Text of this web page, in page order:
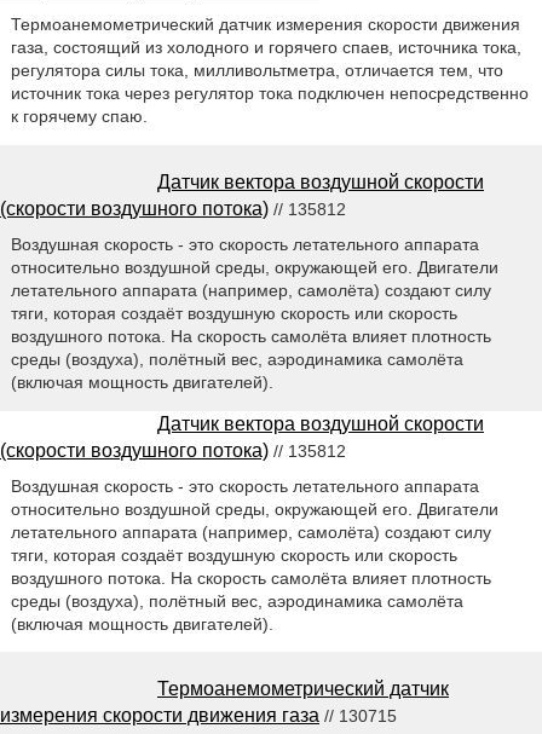
Термоанемометрический датчик измерения скорости движения
газа, состоящий из холодного и горячего спаев, источника тока,
регулятора силы тока, милливольтметра, отличается тем, что
источник тока через регулятор тока подключен непосредственно
к горячему спаю.
Датчик вектора воздушной скорости
(скорости воздушного потока) // 135812
Воздушная скорость - это скорость летательного аппарата
относительно воздушной среды, окружающей его. Двигатели
летательного аппарата (например, самолёта) создают силу
тяги, которая создаёт воздушную скорость или скорость
воздушного потока. На скорость самолёта влияет плотность
среды (воздуха), полётный вес, аэродинамика самолёта
(включая мощность двигателей).
Датчик вектора воздушной скорости
(скорости воздушного потока) // 135812
Воздушная скорость - это скорость летательного аппарата
относительно воздушной среды, окружающей его. Двигатели
летательного аппарата (например, самолёта) создают силу
тяги, которая создаёт воздушную скорость или скорость
воздушного потока. На скорость самолёта влияет плотность
среды (воздуха), полётный вес, аэродинамика самолёта
(включая мощность двигателей).
Термоанемометрический датчик
измерения скорости движения газа // 130715